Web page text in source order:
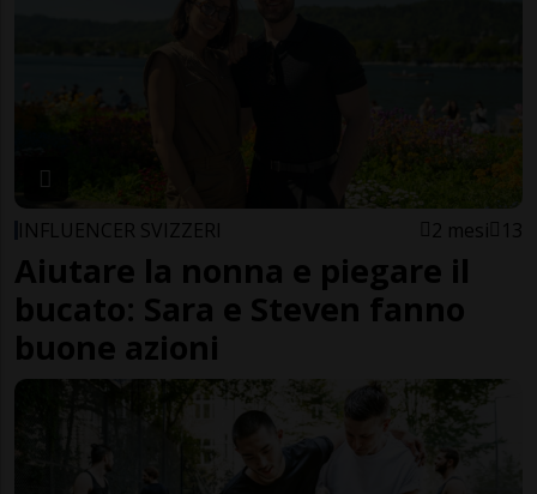
INFLUENCER SVIZZERI 2 mesi 13
Aiutare la nonna e piegare il
bucato: Sara e Steven fanno
buone azioni